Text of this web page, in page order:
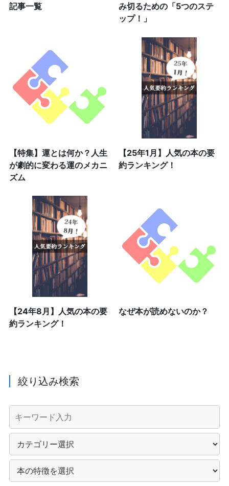
記事一覧
み切るための「5つのステ
ップ！」
【特集】運とは何か？人生
が劇的に変わる運のメカニ
ズム
【25年1月】人気の本の要
約ランキング！
【24年8月】人気の本の要
約ランキング！
なぜ本が読めないのか？
絞り込み検索